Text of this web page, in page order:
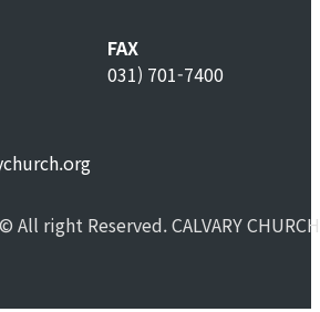
FAX
031) 701-7400
right Reserved. CALVARY CHURCH